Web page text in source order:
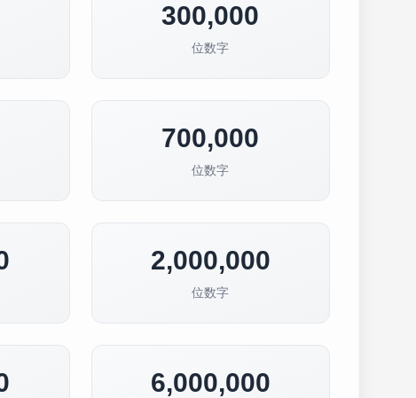
300,000
位数字
700,000
位数字
2,000,000
位数字
6,000,000